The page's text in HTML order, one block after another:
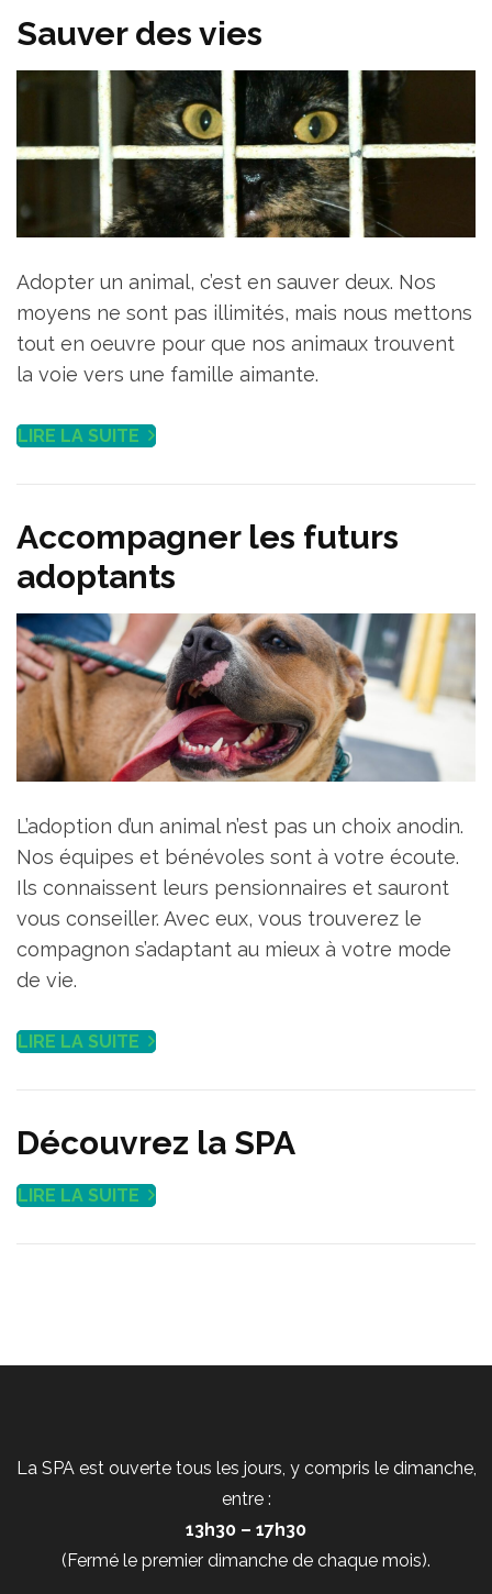
Sauver des vies
Adopter un animal, c’est en sauver deux. Nos
moyens ne sont pas illimités, mais nous mettons
tout en oeuvre pour que nos animaux trouvent
la voie vers une famille aimante.
LIRE LA SUITE
Accompagner les futurs
adoptants
L’adoption d’un animal n’est pas un choix anodin.
Nos équipes et bénévoles sont à votre écoute.
Ils connaissent leurs pensionnaires et sauront
vous conseiller. Avec eux, vous trouverez le
compagnon s’adaptant au mieux à votre mode
de vie.
LIRE LA SUITE
Découvrez la SPA
LIRE LA SUITE
La SPA est ouverte tous les jours, y compris le dimanche,
entre :
13h30 – 17h30
(Fermé le premier dimanche de chaque mois).